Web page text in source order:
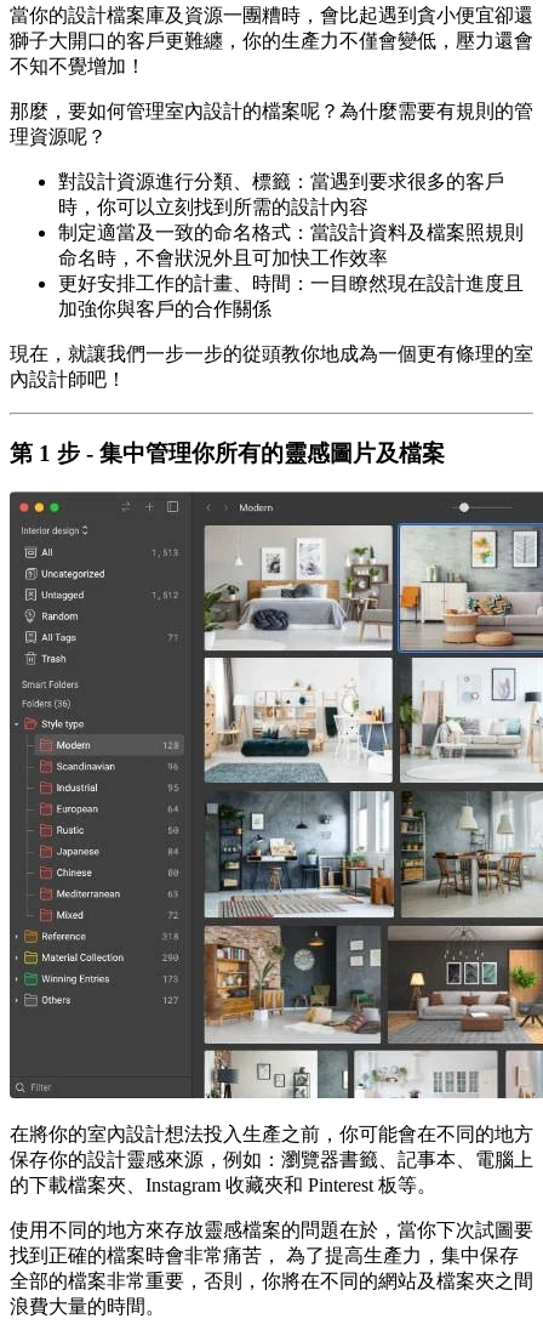
當你的設計檔案庫及資源一團糟時，會比起遇到貪小便宜卻還
獅子大開口的客戶更難纏，你的生產力不僅會變低，壓力還會
不知不覺增加！
那麼，要如何管理室內設計的檔案呢？為什麼需要有規則的管
理資源呢？
對設計資源進行分類、標籤：當遇到要求很多的客戶
時，你可以立刻找到所需的設計內容
制定適當及一致的命名格式：當設計資料及檔案照規則
命名時，不會狀況外且可加快工作效率
更好安排工作的計畫、時間：一目瞭然現在設計進度且
加強你與客戶的合作關係
現在，就讓我們一步一步的從頭教你地成為一個更有條理的室
內設計師吧！
第 1 步 - 集中管理你所有的靈感圖片及檔案
在將你的室內設計想法投入生產之前，你可能會在不同的地方
保存你的設計靈感來源，例如：瀏覽器書籤、記事本、電腦上
的下載檔案夾、Instagram 收藏夾和 Pinterest 板等。
使用不同的地方來存放靈感檔案的問題在於，當你下次試圖要
找到正確的檔案時會非常痛苦， 為了提高生產力，集中保存
全部的檔案非常重要，否則，你將在不同的網站及檔案夾之間
浪費大量的時間。